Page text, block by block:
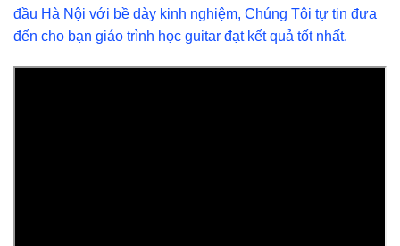
đầu Hà Nội với bề dày kinh nghiệm, Chúng Tôi tự tin đưa
đến cho bạn giáo trình học guitar đạt kết quả tốt nhất.